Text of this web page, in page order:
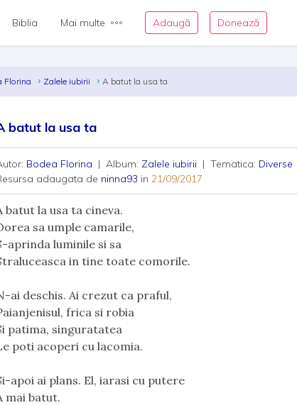
Biblia Mai multe Adaugă Donează
Florina Zalele iubirii A batut la usa ta
batut la usa ta
Bodea Florina | Album: Zalele iubirii | Tematica: Diverse
adaugata de ninna93 in 21/09/2017
batut la usa ta cineva.
sa umple camarile,
aprinda luminile si sa
in tine toate comorile.
ai deschis. Ai crezut ca praful,
frica si robia
patima, singuratatea
poti acoperi cu lacomia.
apoi ai plans. El, iarasi cu putere
mai batut.